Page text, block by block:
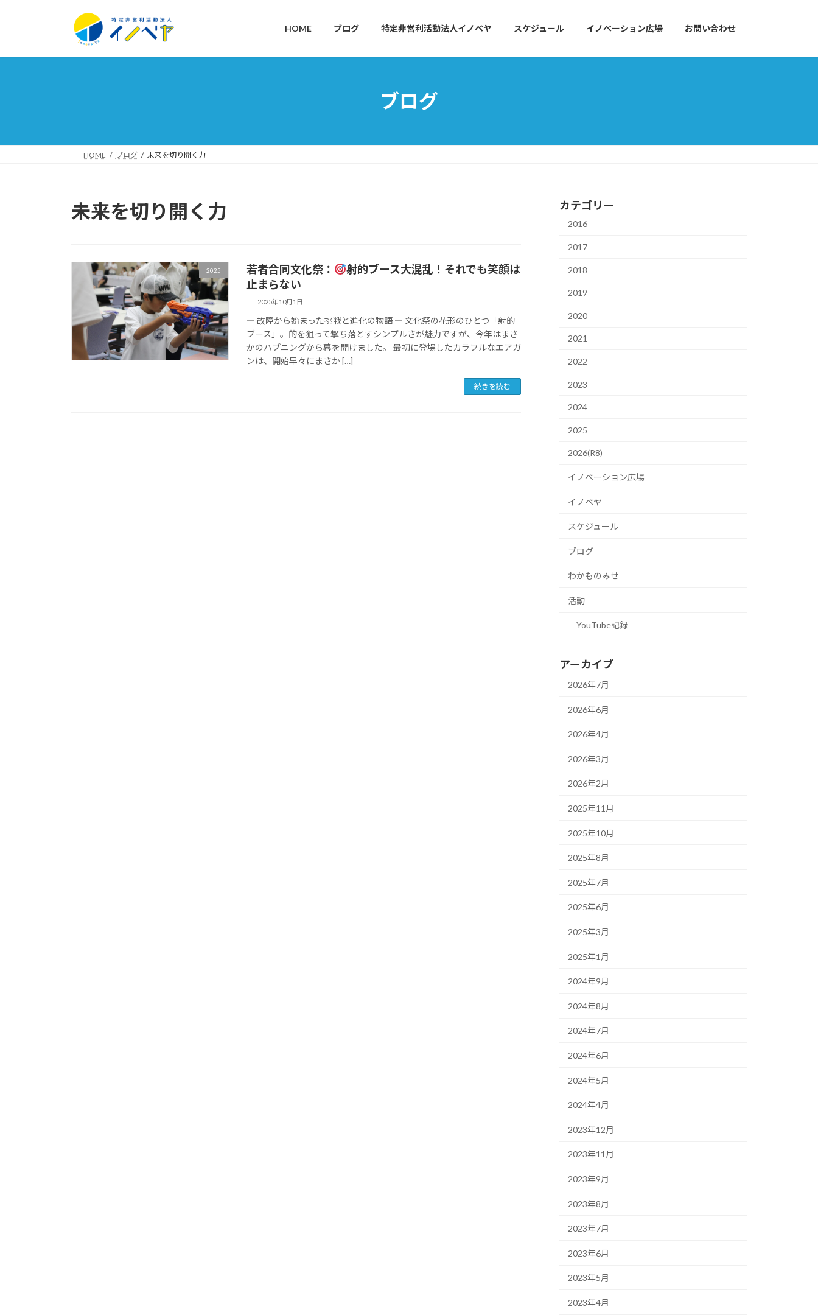
HOME ブログ 特定非営利活動法人イノベヤ スケジュール イノベーション広場 お問い合わせ
ブログ
HOME ブログ 未来を切り開く力
未来を切り開く力
2025 若者合同文化祭：
射的ブース大混乱！それでも笑顔は
止まらない
2025年10月1日
― 故障から始まった挑戦と進化の物語 ― 文化祭の花形のひとつ「射的
ブース」。的を狙って撃ち落とすシンプルさが魅力ですが、今年はまさ
かのハプニングから幕を開けました。 最初に登場したカラフルなエアガ
ンは、開始早々にまさか […]
続きを読む
カテゴリー
2016
2017
2018
2019
2020
2021
2022
2023
2024
2025
2026(R8)
イノベーション広場
イノベヤ
スケジュール
ブログ
わかものみせ
活動
YouTube記録
アーカイブ
2026年7月
2026年6月
2026年4月
2026年3月
2026年2月
2025年11月
2025年10月
2025年8月
2025年7月
2025年6月
2025年3月
2025年1月
2024年9月
2024年8月
2024年7月
2024年6月
2024年5月
2024年4月
2023年12月
2023年11月
2023年9月
2023年8月
2023年7月
2023年6月
2023年5月
2023年4月